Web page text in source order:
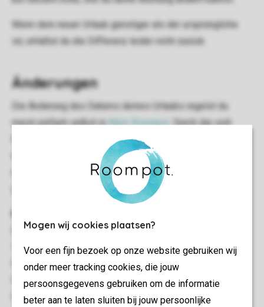
Mogen wij cookies plaatsen?
Voor een fijn bezoek op onze website gebruiken wij
onder meer tracking cookies, die jouw
persoonsgegevens gebruiken om de informatie
beter aan te laten sluiten bij jouw persoonlijke
Wenn dein neuer Urlaub günstiger als der ursprüngliche
ist, erhältst du die Differenz leider nicht zurück.
Änderungen
Die Änderung des Datums deines Urlaubs regelst du
meist einfach selbst inMein Roompot. Durch die sich
täglich ändernde Verfügbarkeit kannst du die Änderung zu
einem anderen Park oder einer anderen Ferienunterkunft
nur über den Gästeservice vornehmen. Dieser hilft dir
Die Anpassung deiner Reisegesellschaft ist auch in
Roompot, sogar bis 1 Tag vor Anreise möglich. Auf der
Seite Meine Buchung kannst du unter Meine
Reisegesellschaft Personen hinzufügen oder entfernen.
Die Anpassung der Anzahl der Haustiere übernimmt der